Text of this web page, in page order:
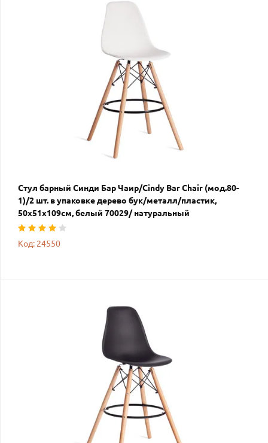
Стул барный Синди Бар Чаир/Cindy Bar Chair (мод.80-
1)/2 шт. в упаковке дерево бук/металл/пластик,
50х51х109см, белый 70029/ натуральный
Код: 24550